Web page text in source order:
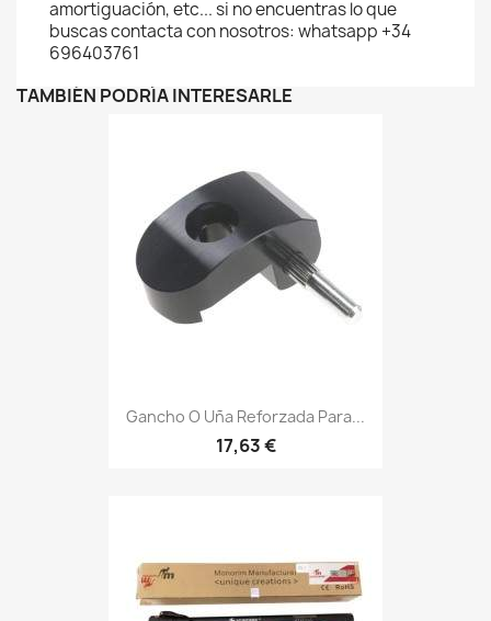
amortiguación, etc... si no encuentras lo que
buscas contacta con nosotros: whatsapp +34
696403761
TAMBIÉN PODRÍA INTERESARLE
Gancho O Uña Reforzada Para...
17,63 €